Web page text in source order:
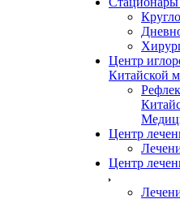
Центр
Китайской
Центр
Центр